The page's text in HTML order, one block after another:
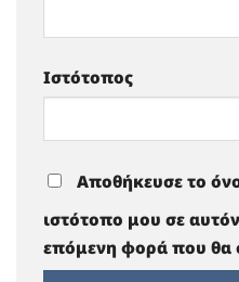
Ιστότοπος
Αποθήκευσε το
ιστότοπο μου σε
επόμενη φορά που θα